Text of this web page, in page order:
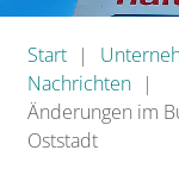
Start
Nachrichten
Änderungen im
Oststadt